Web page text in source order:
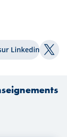
de
Linkedin